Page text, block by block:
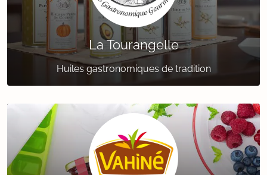
La Tourangelle
Huiles gastronomiques de tradition